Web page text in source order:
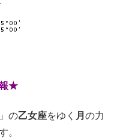
報★
の乙女座をゆく 月 の力
。